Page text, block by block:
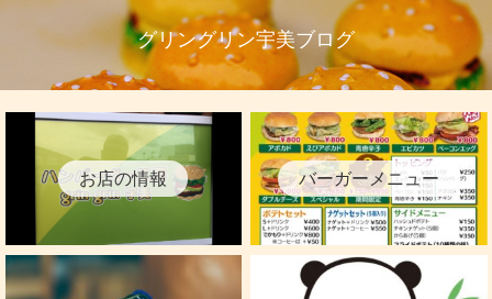
グリングリン宇美ブログ
お店の情報 バーガーメニュー